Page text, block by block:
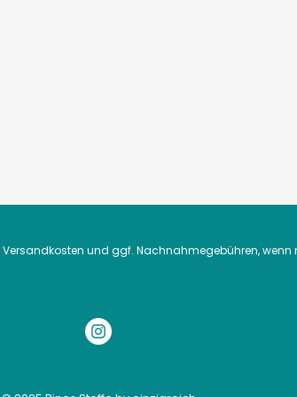
Versandkosten und ggf. Nachnahmegebühren, wenn